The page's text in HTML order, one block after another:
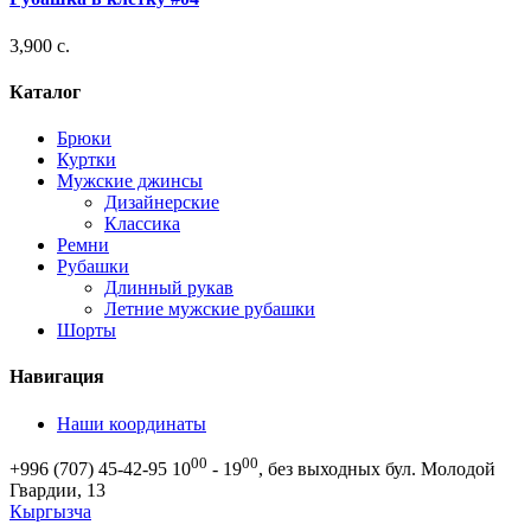
3,900 c.
Каталог
Брюки
Куртки
Мужские джинсы
Дизайнерские
Классика
Ремни
Рубашки
Длинный рукав
Летние мужские рубашки
Шорты
Навигация
Наши координаты
+996 (707) 45-42-95 1000 - 1900, без выходных бул. Молодой
Гвардии, 13
Кыргызча